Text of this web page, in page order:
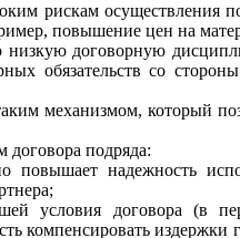
рискам осуществления
повышение цен на
низкую договорную
обязательств со
механизмом, который
подряда:
повышает надежность
условия договора (в
компенсировать